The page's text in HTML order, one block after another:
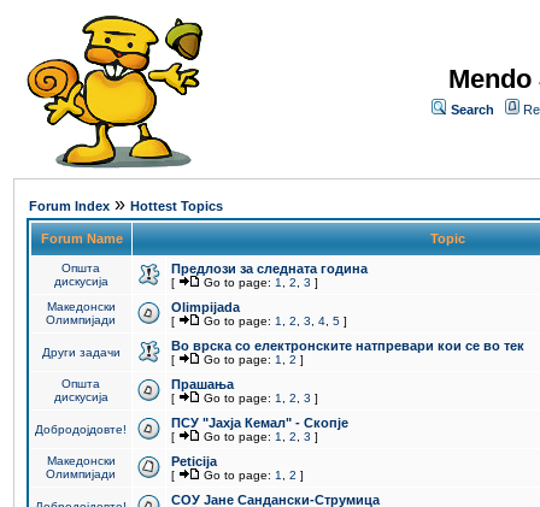
Search
Forum Index » Hottest Topics
Forum Name Topic
Општа
дискусија
Предлози за следната година
[ Go to page: 1 2 3 ]
Македонски
Олимпијади
Olimpijada
[ Go to page: 1 2 3 4 5 ]
Други задачи Во врска со електронските натпревари кои се во тек
[ Go to page: 1 2 ]
Општа
дискусија
Прашања
[ Go to page: 1 2 3 ]
Добродојдовте! ПCУ "Јахја Кемал" - Скопје
[ Go to page: 1 2 3 ]
Македонски
Олимпијади
Peticija
[ Go to page: 1 2 ]
СОУ Јане Сандански-Струмица